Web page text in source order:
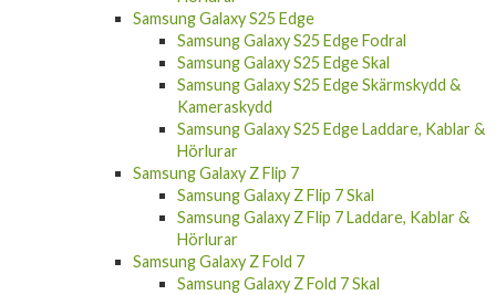
Samsung Galaxy S25 Edge
Samsung Galaxy S25 Edge Fodral
Samsung Galaxy S25 Edge Skal
Samsung Galaxy S25 Edge Skärmskydd &
Kameraskydd
Samsung Galaxy S25 Edge Laddare, Kablar &
Hörlurar
Samsung Galaxy Z Flip 7
Samsung Galaxy Z Flip 7 Skal
Samsung Galaxy Z Flip 7 Laddare, Kablar &
Hörlurar
Samsung Galaxy Z Fold 7
Samsung Galaxy Z Fold 7 Skal